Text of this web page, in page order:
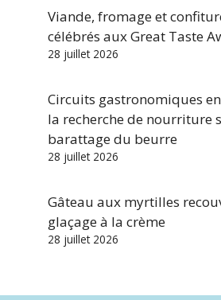
Viande, fromage et
célébrés aux Great Taste
28 juillet 2026
Circuits gastronomiques
la recherche de nourriture
barattage du beurre
28 juillet 2026
Gâteau aux myrtilles
glaçage à la crème
28 juillet 2026